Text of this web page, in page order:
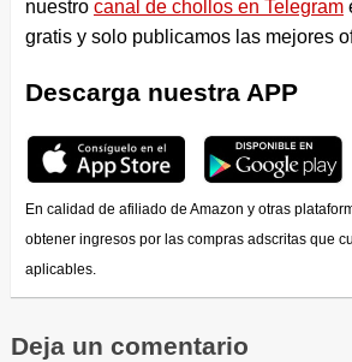
nuestro canal de chollos en Telegram
gratis y solo publicamos las mejores
Descarga nuestra APP
En calidad de afiliado de Amazon y otras
obtener ingresos por las compras adscritas que
aplicables.
Deja un comentario